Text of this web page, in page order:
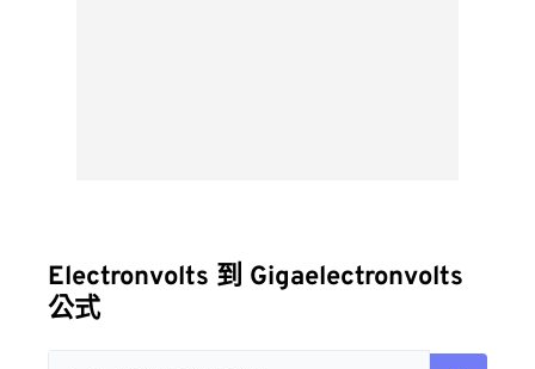
Electronvolts 到 Gigaelectronvolts
公式